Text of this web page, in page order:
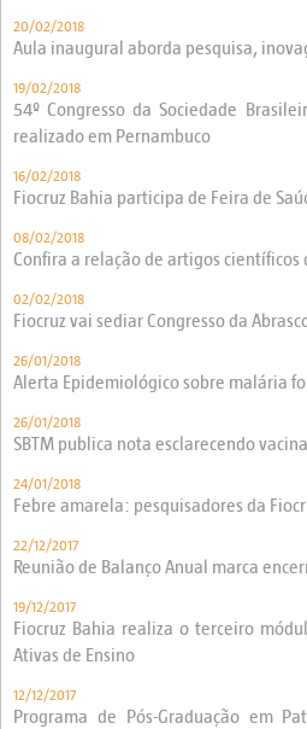
20/02/2018
Aula inaugural aborda pesquisa,
19/02/2018
54º Congresso da Sociedade
realizado em Pernambuco
16/02/2018
Fiocruz Bahia participa de Feira de
08/02/2018
Confira a relação de artigos científicos
02/02/2018
Fiocruz vai sediar Congresso da
26/01/2018
Alerta Epidemiológico sobre malária
26/01/2018
SBTM publica nota esclarecendo
24/01/2018
Febre amarela: pesquisadores da
22/12/2017
Reunião de Balanço Anual marca
19/12/2017
Fiocruz Bahia realiza o terceiro
Ativas de Ensino
12/12/2017
Programa de Pós-Graduação em